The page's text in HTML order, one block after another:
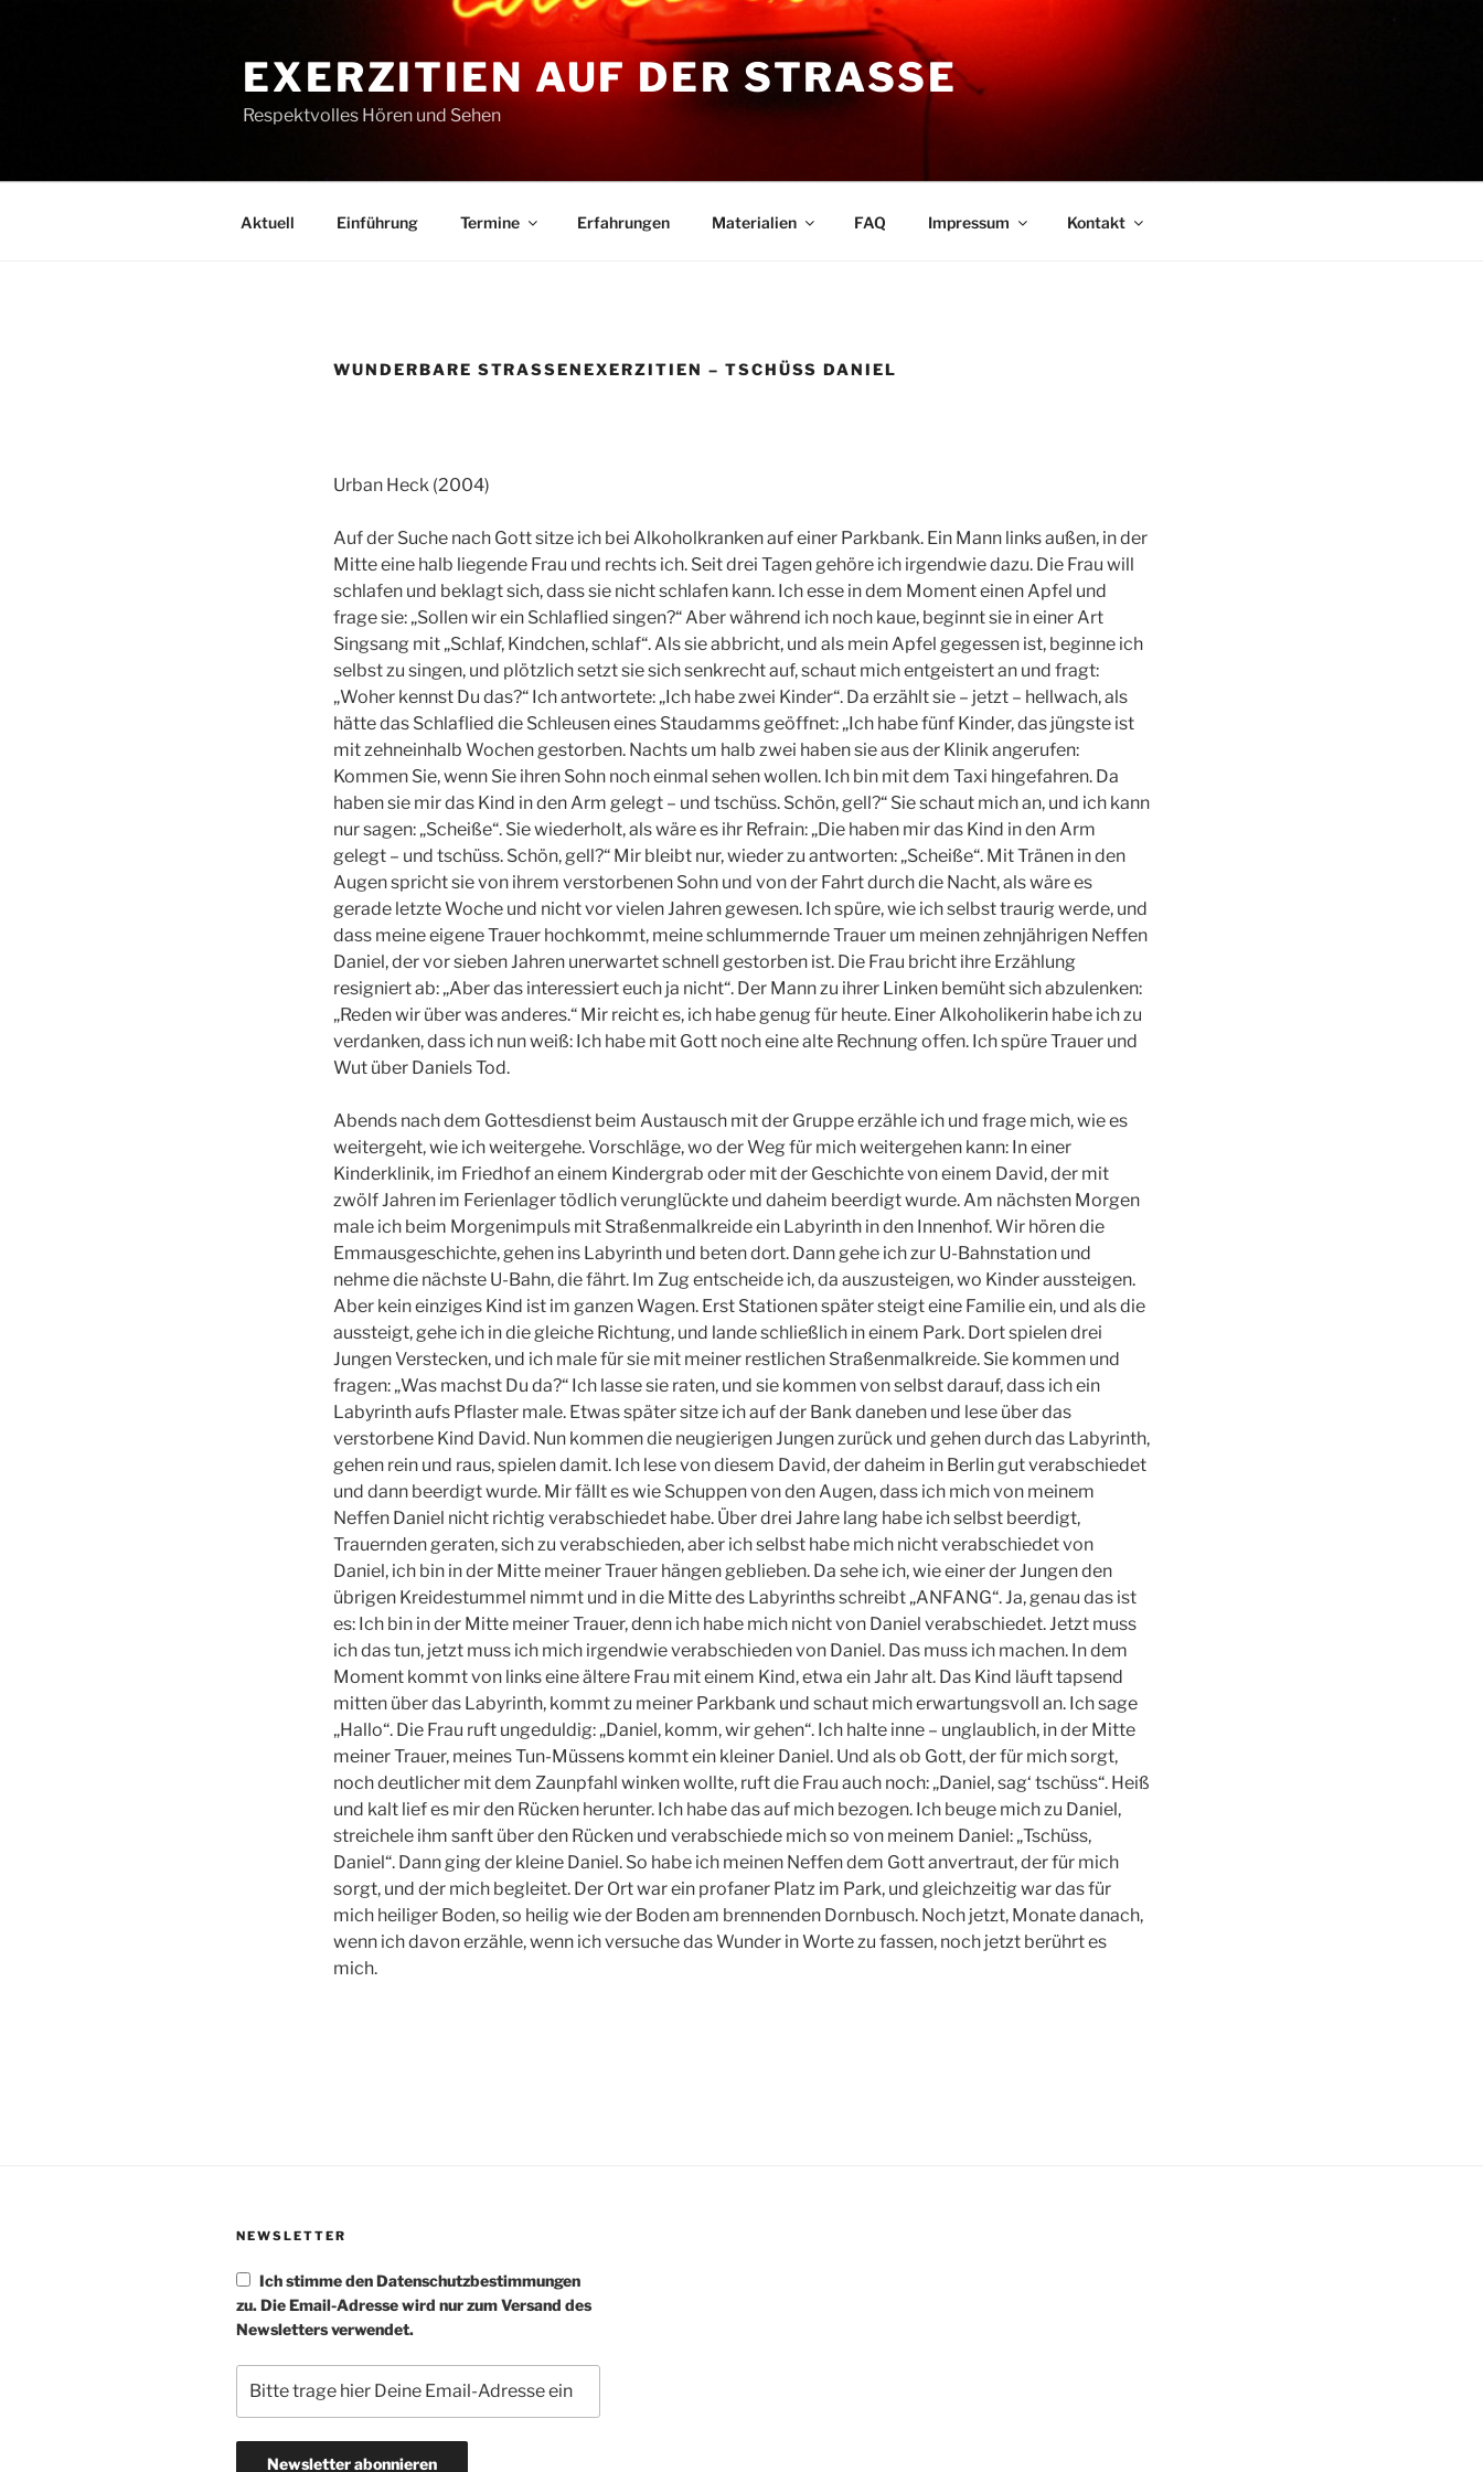
EXERZITIEN AUF DER STRASSE
Respektvolles Hören und Sehen
Aktuell Einführung Termine Erfahrungen Materialien FAQ Impressum Kontakt
WUNDERBARE STRASSENEXERZITIEN – TSCHÜSS DANIEL
Urban Heck (2004)
Auf der Suche nach Gott sitze ich bei Alkoholkranken auf einer Parkbank. Ein Mann links außen, in der
Mitte eine halb liegende Frau und rechts ich. Seit drei Tagen gehöre ich irgendwie dazu. Die Frau will
schlafen und beklagt sich, dass sie nicht schlafen kann. Ich esse in dem Moment einen Apfel und
frage sie: „Sollen wir ein Schlaflied singen?“ Aber während ich noch kaue, beginnt sie in einer Art
Singsang mit „Schlaf, Kindchen, schlaf“. Als sie abbricht, und als mein Apfel gegessen ist, beginne ich
selbst zu singen, und plötzlich setzt sie sich senkrecht auf, schaut mich entgeistert an und fragt:
„Woher kennst Du das?“ Ich antwortete: „Ich habe zwei Kinder“. Da erzählt sie – jetzt – hellwach, als
hätte das Schlaflied die Schleusen eines Staudamms geöffnet: „Ich habe fünf Kinder, das jüngste ist
mit zehneinhalb Wochen gestorben. Nachts um halb zwei haben sie aus der Klinik angerufen:
Kommen Sie, wenn Sie ihren Sohn noch einmal sehen wollen. Ich bin mit dem Taxi hingefahren. Da
haben sie mir das Kind in den Arm gelegt – und tschüss. Schön, gell?“ Sie schaut mich an, und ich kann
nur sagen: „Scheiße“. Sie wiederholt, als wäre es ihr Refrain: „Die haben mir das Kind in den Arm
gelegt – und tschüss. Schön, gell?“ Mir bleibt nur, wieder zu antworten: „Scheiße“. Mit Tränen in den
Augen spricht sie von ihrem verstorbenen Sohn und von der Fahrt durch die Nacht, als wäre es
gerade letzte Woche und nicht vor vielen Jahren gewesen. Ich spüre, wie ich selbst traurig werde, und
dass meine eigene Trauer hochkommt, meine schlummernde Trauer um meinen zehnjährigen Neffen
Daniel, der vor sieben Jahren unerwartet schnell gestorben ist. Die Frau bricht ihre Erzählung
resigniert ab: „Aber das interessiert euch ja nicht“. Der Mann zu ihrer Linken bemüht sich abzulenken:
„Reden wir über was anderes.“ Mir reicht es, ich habe genug für heute. Einer Alkoholikerin habe ich zu
verdanken, dass ich nun weiß: Ich habe mit Gott noch eine alte Rechnung offen. Ich spüre Trauer und
Wut über Daniels Tod.
Abends nach dem Gottesdienst beim Austausch mit der Gruppe erzähle ich und frage mich, wie es
weitergeht, wie ich weitergehe. Vorschläge, wo der Weg für mich weitergehen kann: In einer
Kinderklinik, im Friedhof an einem Kindergrab oder mit der Geschichte von einem David, der mit
zwölf Jahren im Ferienlager tödlich verunglückte und daheim beerdigt wurde. Am nächsten Morgen
male ich beim Morgenimpuls mit Straßenmalkreide ein Labyrinth in den Innenhof. Wir hören die
Emmausgeschichte, gehen ins Labyrinth und beten dort. Dann gehe ich zur U-Bahnstation und
nehme die nächste U-Bahn, die fährt. Im Zug entscheide ich, da auszusteigen, wo Kinder aussteigen.
Aber kein einziges Kind ist im ganzen Wagen. Erst Stationen später steigt eine Familie ein, und als die
aussteigt, gehe ich in die gleiche Richtung, und lande schließlich in einem Park. Dort spielen drei
Jungen Verstecken, und ich male für sie mit meiner restlichen Straßenmalkreide. Sie kommen und
fragen: „Was machst Du da?“ Ich lasse sie raten, und sie kommen von selbst darauf, dass ich ein
Labyrinth aufs Pflaster male. Etwas später sitze ich auf der Bank daneben und lese über das
verstorbene Kind David. Nun kommen die neugierigen Jungen zurück und gehen durch das Labyrinth,
gehen rein und raus, spielen damit. Ich lese von diesem David, der daheim in Berlin gut verabschiedet
und dann beerdigt wurde. Mir fällt es wie Schuppen von den Augen, dass ich mich von meinem
Neffen Daniel nicht richtig verabschiedet habe. Über drei Jahre lang habe ich selbst beerdigt,
Trauernden geraten, sich zu verabschieden, aber ich selbst habe mich nicht verabschiedet von
Daniel, ich bin in der Mitte meiner Trauer hängen geblieben. Da sehe ich, wie einer der Jungen den
übrigen Kreidestummel nimmt und in die Mitte des Labyrinths schreibt „ANFANG“. Ja, genau das ist
es: Ich bin in der Mitte meiner Trauer, denn ich habe mich nicht von Daniel verabschiedet. Jetzt muss
ich das tun, jetzt muss ich mich irgendwie verabschieden von Daniel. Das muss ich machen. In dem
Moment kommt von links eine ältere Frau mit einem Kind, etwa ein Jahr alt. Das Kind läuft tapsend
mitten über das Labyrinth, kommt zu meiner Parkbank und schaut mich erwartungsvoll an. Ich sage
„Hallo“. Die Frau ruft ungeduldig: „Daniel, komm, wir gehen“. Ich halte inne – unglaublich, in der Mitte
meiner Trauer, meines Tun-Müssens kommt ein kleiner Daniel. Und als ob Gott, der für mich sorgt,
noch deutlicher mit dem Zaunpfahl winken wollte, ruft die Frau auch noch: „Daniel, sag‘ tschüss“. Heiß
und kalt lief es mir den Rücken herunter. Ich habe das auf mich bezogen. Ich beuge mich zu Daniel,
streichele ihm sanft über den Rücken und verabschiede mich so von meinem Daniel: „Tschüss,
Daniel“. Dann ging der kleine Daniel. So habe ich meinen Neffen dem Gott anvertraut, der für mich
sorgt, und der mich begleitet. Der Ort war ein profaner Platz im Park, und gleichzeitig war das für
mich heiliger Boden, so heilig wie der Boden am brennenden Dornbusch. Noch jetzt, Monate danach,
wenn ich davon erzähle, wenn ich versuche das Wunder in Worte zu fassen, noch jetzt berührt es
mich.
NEWSLETTER
Ich stimme den Datenschutzbestimmungen
zu. Die Email-Adresse wird nur zum Versand des
Newsletters verwendet.